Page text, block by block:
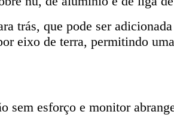
trás, que pode ser
eixo de terra, permitindo
sem esforço e monitor